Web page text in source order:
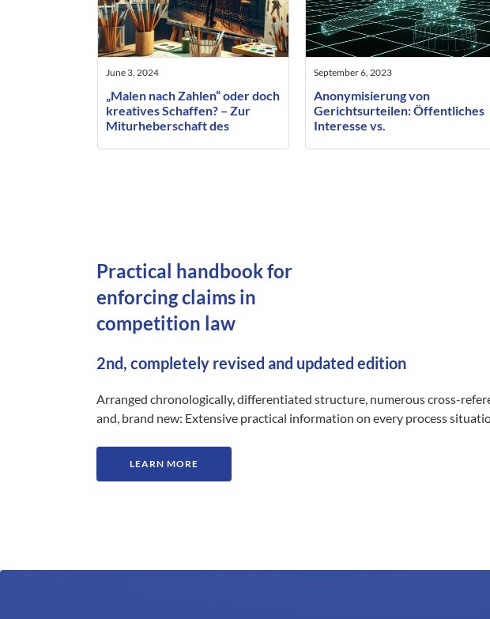
June 3, 2024
„Malen nach Zahlen“ oder doch
kreatives Schaffen? – Zur
Miturheberschaft des
September 6, 2023
Anonymisierung von
Gerichtsurteilen: Öffentliches
Interesse vs.
Practical handbook for
enforcing claims in
competition law
2nd, completely revised and updated edition
Arranged chronologically, differentiated structure, numerous cross-
and, brand new: Extensive practical information on every process
LEARN MORE